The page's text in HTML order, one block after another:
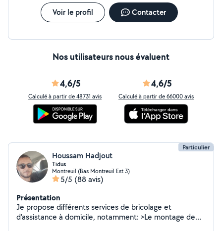
Voir le profil Contacter
Nos utilisateurs nous évaluent
4,6/5
Calculé à partir de 48731 avis
4,6/5
Calculé à partir de 66000 avis
Particulier
Houssam Hadjout
Tidus
Montreuil (Bas Montreuil Est 3)
5/5 (88 avis)
Présentation
Je propose différents services de bricolage et
d'assistance à domicile, notamment: >Le montage de